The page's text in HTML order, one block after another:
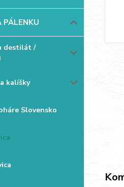
PÁLENKU
destilát /
kalíšky
Slovensko